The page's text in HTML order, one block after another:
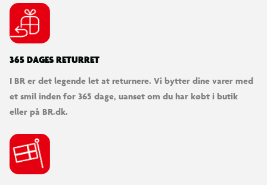
365 DAGES RETURRET
I BR er det legende let at returnere. Vi bytter dine varer med
et smil inden for 365 dage, uanset om du har købt i butik
eller på BR.dk.